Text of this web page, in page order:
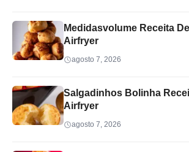
Medidasvolume Receita
Airfryer
agosto 7, 2026
Salgadinhos Bolinha
Airfryer
agosto 7, 2026